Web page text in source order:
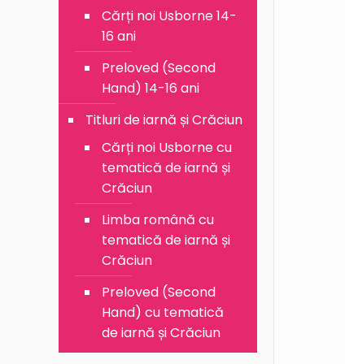
Cărți noi Usborne 14-
16 ani
Preloved (Second
Hand) 14-16 ani
Titluri de iarnă și Crăciun
Cărți noi Usborne cu
tematică de iarnă și
Crăciun
Limba română cu
tematică de iarnă și
Crăciun
Preloved (Second
Hand) cu tematică
de iarnă și Crăciun